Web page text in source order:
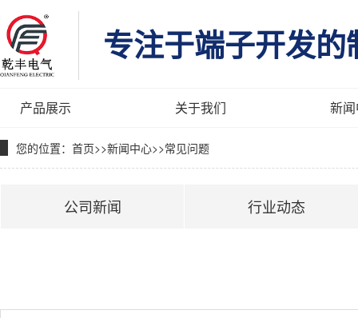
专注于端子开发的
产品展示 关于我们 新
您的位置： 首页>>新闻中心>>常见问题
公司新闻 行业动态